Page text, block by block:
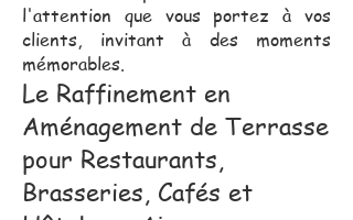
l'attention que vous portez à vos
clients, invitant à des moments
mémorables.
Le Raffinement en
Aménagement de Terrasse
pour Restaurants,
Brasseries, Cafés et